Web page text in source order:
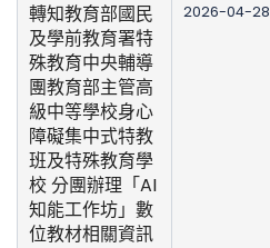
轉知教育部國民
及學前教育署特
殊教育中央輔導
團教育部主管高
級中等學校身心
障礙集中式特教
班及特殊教育學
校 分團辦理「AI
知能工作坊」數
位教材相關資訊
2026-04-28